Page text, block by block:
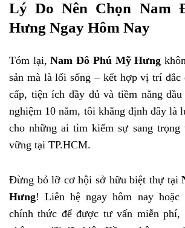
Lý Do Nên Chọn Nam
Hưng Ngay Hôm Nay
Tóm lại,Nam Đô Phú Mỹ Hưng
sản mà là lối sống – kết hợp vị trí đắc
cấp, tiện ích đầy đủ và tiềm năng
nghiệm 10 năm, tôi khẳng định đây là
cho những ai tìm kiếm sự sang trọng
vững tại TP.HCM.
Đừng bỏ lỡ cơ hội sở hữu biệt thự tại
Hưng! Liên hệ ngay hôm nay hoặc
chính thức để được tư vấn miễn phí,